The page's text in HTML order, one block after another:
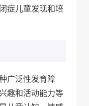
症儿童发现和培
广泛性发育障
趣和活动能力等